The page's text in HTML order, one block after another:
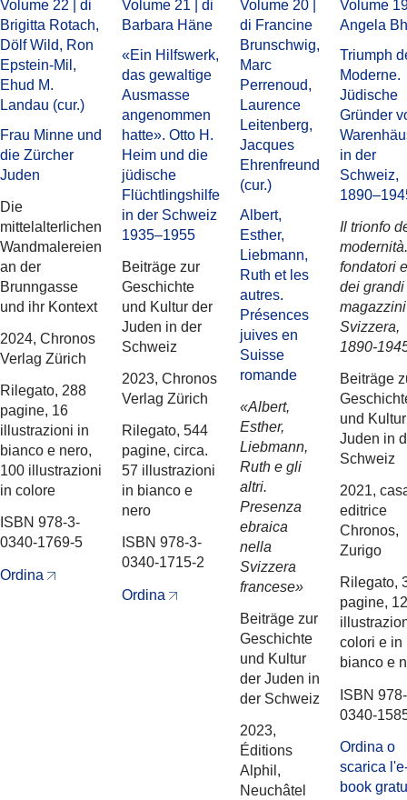
Volume 22 | di
Brigitta Rotach,
Dölf Wild, Ron
Epstein-Mil,
Ehud M.
Landau (cur.)
Frau Minne und
die Zürcher
Juden
Die
mittelalterlichen
Wandmalereien
an der
Brunngasse
und ihr Kontext
2024, Chronos
Verlag Zürich
Rilegato, 288
pagine, 16
illustrazioni in
bianco e nero,
100 illustrazioni
in colore
ISBN 978-3-
0340-1769-5
Ordina
Volume 21 | di
Barbara Häne
«Ein Hilfswerk,
das gewaltige
Ausmasse
angenommen
hatte». Otto H.
Heim und die
jüdische
Flüchtlingshilfe
in der Schweiz
1935–1955
Beiträge zur
Geschichte
und Kultur der
Juden in der
Schweiz
2023, Chronos
Verlag Zürich
Rilegato, 544
pagine, circa.
57 illustrazioni
in bianco e
nero
ISBN 978-3-
0340-1715-2
Ordina
Volume 20 |
di Francine
Brunschwig,
Marc
Perrenoud,
Laurence
Leitenberg,
Jacques
Ehrenfreund
(cur.)
Albert,
Esther,
Liebmann,
Ruth et les
autres.
Présences
juives en
Suisse
romande
«Albert,
Esther,
Liebmann,
Ruth e gli
altri.
Presenza
ebraica
nella
Svizzera
francese»
Beiträge zur
Geschichte
und Kultur
der Juden in
der Schweiz
2023,
Éditions
Alphil,
Neuchâtel
Volume
Angela
Triumph
Moderne.
Jüdische
Gründer
in der
Schweiz,
Il trionfo
fondatori
dei grandi
Svizzera,
1890-
Beiträge
und
Juden in
Schweiz
2021,
editrice
Chronos,
Zurigo
Rilegato,
pagine,
colori e in
bianco e
ISBN
0340-
Ordina o
scarica
book